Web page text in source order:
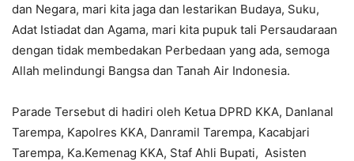
dan Negara, mari kita jaga dan lestarikan Budaya, Suku,
Adat Istiadat dan Agama, mari kita pupuk tali Persaudaraan
dengan tidak membedakan Perbedaan yang ada, semoga
Allah melindungi Bangsa dan Tanah Air Indonesia.
Parade Tersebut di hadiri oleh Ketua DPRD KKA, Danlanal
Tarempa, Kapolres KKA, Danramil Tarempa, Kacabjari
Tarempa, Ka.Kemenag KKA, Staf Ahli Bupati, Asisten